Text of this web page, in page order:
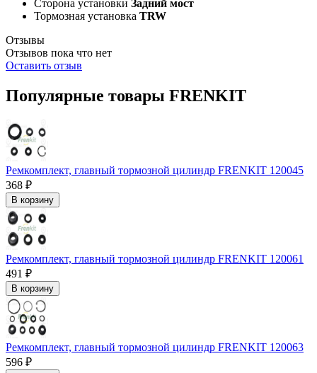
Сторона установки Задний мост
Тормозная установка TRW
Отзывы
Отзывов пока что нет
Оставить отзыв
Популярные товары FRENKIT
Ремкомплект, главный тормозной цилиндр FRENKIT 120045
368 ₽
В корзину
Ремкомплект, главный тормозной цилиндр FRENKIT 120061
491 ₽
В корзину
Ремкомплект, главный тормозной цилиндр FRENKIT 120063
596 ₽